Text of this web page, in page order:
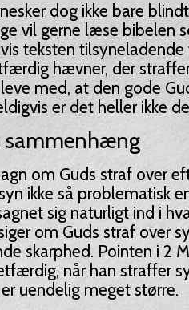
dog ikke bare
vil gerne læse bibelen
teksten
hævner, der
med, at den gode
er det heller ikke
sammenhæng
om Guds straf over
ikke så problematisk
sig naturligt ind i
om Guds straf over
skarphed. Pointen i 2
når han straffer
uendelig meget større.